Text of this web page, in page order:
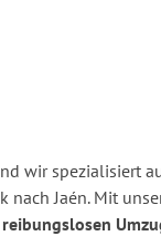
wir spezialisiert
Jaén. Mit
reibungslosen